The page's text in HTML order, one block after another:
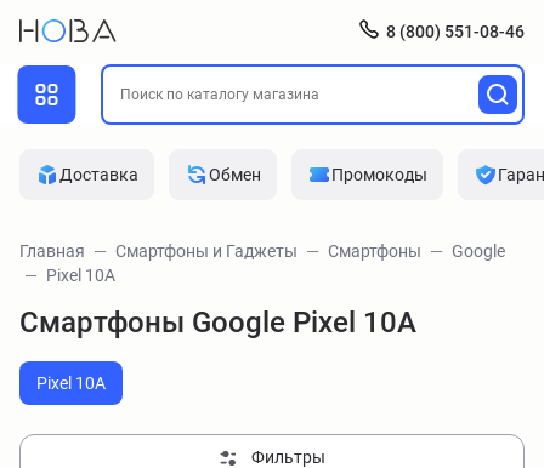
8 (800) 551-08-46
Доставка Обмен Промокоды
Главная Смартфоны и Гаджеты Смартфоны
Google
Pixel 10A
Смартфоны Google Pixel 10A
Pixel 10A
Фильтры